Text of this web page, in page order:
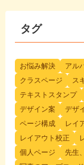
タグ
お悩み解決 アル
クラスページ
ス
テキストスタンプ
デザイン案
デザ
ページ構成
レイ
レイアウト校正
個人ページ
先生